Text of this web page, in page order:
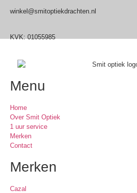
winkel@smitoptiekdrachten.nl
KVK: 01055985
Menu
Home
Over Smit Optiek
1 uur service
Merken
Contact
Merken
Cazal